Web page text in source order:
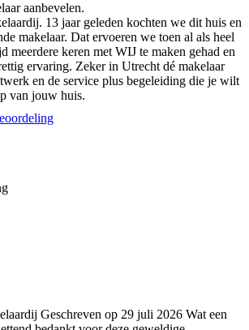
aanbevelen.
13 jaar geleden kochten we dit huis en
makelaar. Dat ervoeren we toen al als heel
meerdere keren met WIJ te maken gehad en
ervaring. Zeker in Utrecht dé makelaar
en de service plus begeleiding die je wilt
van jouw huis.
Geschreven op 29 juli 2026 Wat een